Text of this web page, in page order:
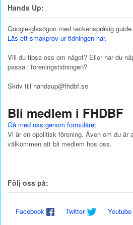
Hands Up:
Google-glasögon med teckenspråkig guide.
Läs ett smakprov ur tidningen här.
Vill du tipsa oss om något? Eller har du
passa i föreningstidningen?
Skriv till handsup@fhdbf.se
Bli medlem i FHDBF
Gå med oss genom formuläret
Vi är en opolitisk förening. Även om du är
välkommen att bli medlem hos oss.
Följ oss på:
Facebook Twitter